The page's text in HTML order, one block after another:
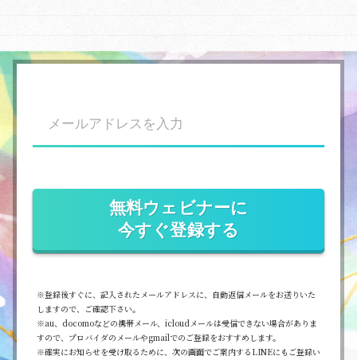
無料ウェビナーに
今すぐ登録する
※登録後すぐに、記入されたメールアドレスに、自動返信メールをお送りいた
しますので、ご確認下さい。
※au、docomoなどの携帯メール、icloudメールは受信できない場合がありま
すので、プロバイダのメールやgmailでのご登録をおすすめします。
※確実にお知らせを受け取るために、次の画面でご案内するLINEにもご登録い